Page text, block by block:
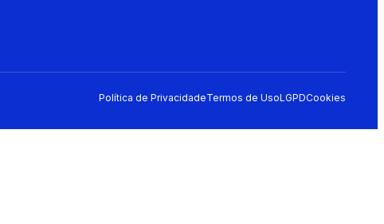
Política de PrivacidadeTermos de UsoLGPDCookies